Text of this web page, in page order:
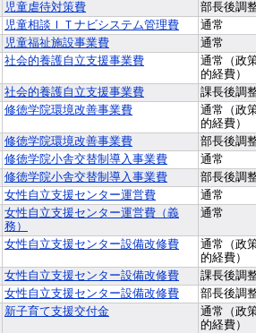
児童虐待対策費 部長後調
児童相談ＩＴナビシステム管理費 通常
児童福祉施設事業費 通常
社会的養護自立支援事業費
通常（政
的経費）
社会的養護自立支援事業費 課長後調
修徳学院環境改善事業費
通常（政
的経費）
修徳学院環境改善事業費 部長後調
修徳学院小舎交替制導入事業費 通常
修徳学院小舎交替制導入事業費 部長後調
女性自立支援センター運営費 通常
女性自立支援センター運営費（義
務）
通常
女性自立支援センター設備改修費
通常（政
的経費）
女性自立支援センター設備改修費 課長後調
女性自立支援センター設備改修費 部長後調
新子育て支援交付金
通常（政
的経費）